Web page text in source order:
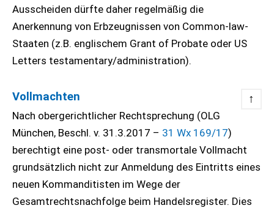
Ausscheiden dürfte daher regelmäßig die
Anerkennung von Erbzeugnissen von Common-law-
Staaten (z.B. englischem Grant of Probate oder US
Letters testamentary/administration).
Vollmachten ↑
Nach obergerichtlicher Rechtsprechung (OLG
München, Beschl. v. 31.3.2017 – 31 Wx 169/17)
berechtigt eine post- oder transmortale Vollmacht
grundsätzlich nicht zur Anmeldung des Eintritts eines
neuen Kommanditisten im Wege der
Gesamtrechtsnachfolge beim Handelsregister. Dies